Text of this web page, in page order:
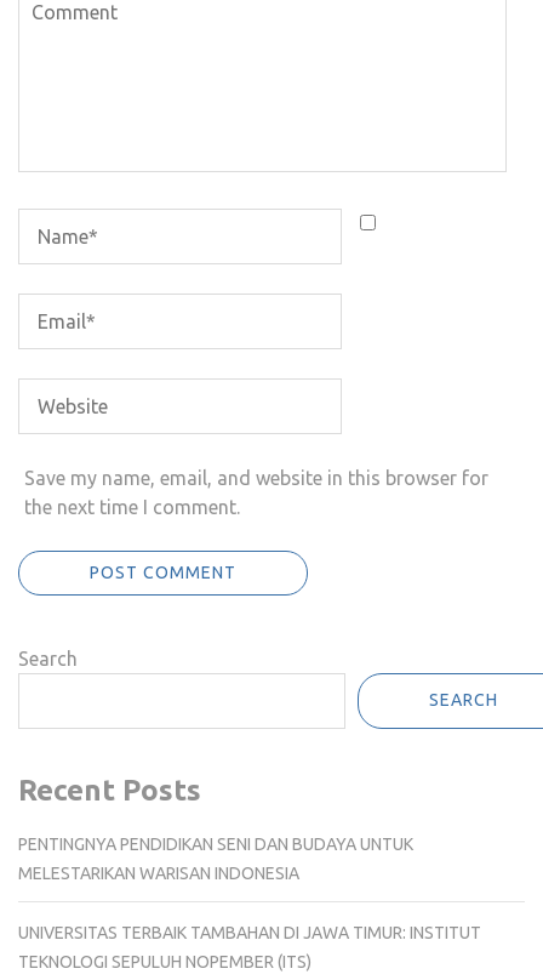
Save my name, email, and website in this browser for
the next time I comment.
Search
SEARCH
Recent Posts
PENTINGNYA PENDIDIKAN SENI DAN BUDAYA UNTUK
MELESTARIKAN WARISAN INDONESIA
UNIVERSITAS TERBAIK TAMBAHAN DI JAWA TIMUR: INSTITUT
TEKNOLOGI SEPULUH NOPEMBER (ITS)